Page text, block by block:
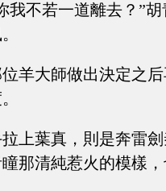
我不若一道離去？”
羊大師做出決定之
上葉真，則是奔雷
那清純惹火的模樣